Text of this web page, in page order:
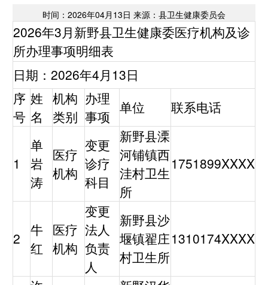
时间：2026年04月13日 来源：县卫生健康委员会
2026年3月新野县卫生健康委医疗机构及诊
所办理事项明细表
日期：2026年4月13日
序
号
姓
名
机构
类别
办理
事项
单位 联系电话
1
单
岩
涛
医疗
机构
变更
诊疗
科目
新野县溧
河铺镇西
洼村卫生
所
1751899XXXX
2 牛
红
医疗
机构
变更
法人
负责
人
新野县沙
堰镇翟庄
村卫生所
1310174XXXX